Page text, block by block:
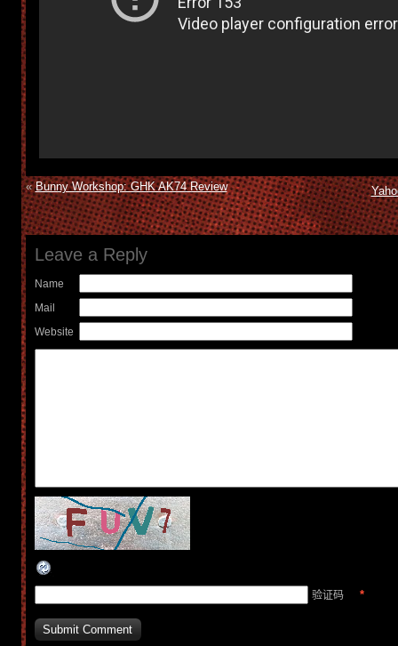
«Bunny Workshop: GHK AK74 Review
Leave a Reply
Name
Mail
Website
验证码 *